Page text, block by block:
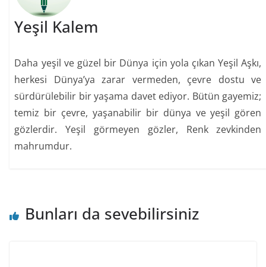
Yeşil Kalem
Daha yeşil ve güzel bir Dünya için yola çıkan Yeşil Aşkı,
herkesi Dünya’ya zarar vermeden, çevre dostu ve
sürdürülebilir bir yaşama davet ediyor. Bütün gayemiz;
temiz bir çevre, yaşanabilir bir dünya ve yeşil gören
gözlerdir. Yeşil görmeyen gözler, Renk zevkinden
mahrumdur.
Bunları da sevebilirsiniz